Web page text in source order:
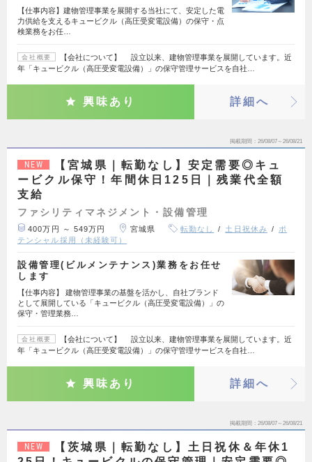
【仕事内容】建物管理事業を展開する当社にて、安定した電
力供給を支えるキュービクル（高圧受変電設備）の保守・点
検業務をお任…
会社概要
【会社について】 設立以来、建物管理事業を展開しています。近
年「キュービクル（高圧受変電設備）」の保守管理サービスを自社…
興味あり 詳細へ
掲載期間 26/08/07～26/08/21
NEW
【宮城県｜転勤なし】安定需要◎キュ
ービクル保守！年間休日125日｜残業代全額
支給
ファシリティマネジメント・設備管理
400万円 ～ 549万円 宮城県 転勤なし 土日祝休み
ポ
テンシャル採用（未経験可）
設備管理(ビルメンテナンス)業務をお任せ
します
【仕事内容】 建物管理事業の基盤を活かし、自社ブランド
として展開している「キュービクル（高圧受変電設備）」の
保守・管理業務…
会社概要
【会社について】 設立以来、建物管理事業を展開しています。近
年「キュービクル（高圧受変電設備）」の保守管理サービスを自社…
興味あり 詳細へ
掲載期間 26/08/07～26/08/21
NEW
【茨城県｜転勤なし】土日祝休＆年休1